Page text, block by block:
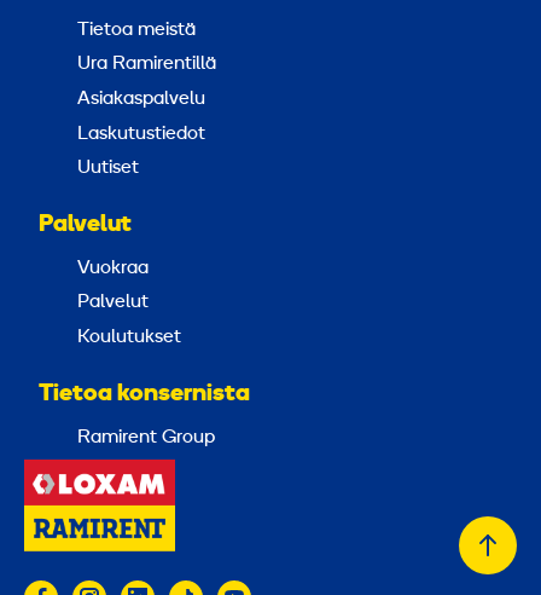
Tietoa meistä
Ura Ramirentillä
Asiakaspalvelu
Laskutustiedot
Uutiset
Palvelut
Vuokraa
Palvelut
Koulutukset
Tietoa konsernista
Ramirent Group